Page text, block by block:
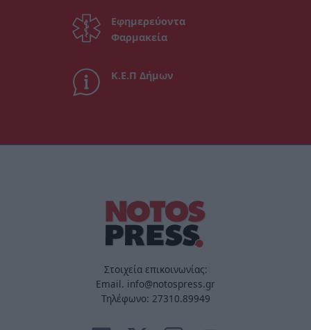
Εφημερεύοντα
Φαρμακεία
Κ.Ε.Π Δήμων
Στοιχεία επικοινωνίας:
Email. info@notospress.gr
Τηλέφωνο: 27310.89949